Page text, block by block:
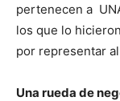
pertenecen a
los que lo
por representar
Una rueda de